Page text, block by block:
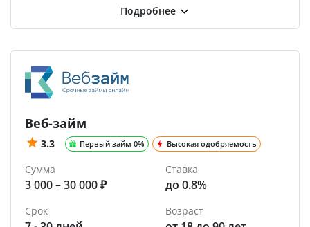
Веб-займ
3.3 Первый займ 0% Высокая одобряемость
Сумма
3 000 – 30 000 ₽
Ставка
до 0.8%
Срок Возраст